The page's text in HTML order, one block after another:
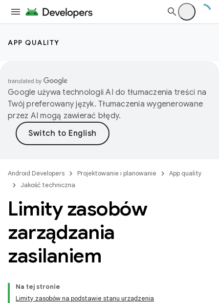
APP QUALITY
Google używa technologii AI do tłumaczenia treści na
Twój preferowany język. Tłumaczenia wygenerowane
przez AI mogą zawierać błędy.
Android Developers Projektowanie i planowanie
App quality
Jakość techniczna
Limity zasobów
zarządzania
zasilaniem
Na tej stronie
Limity zasobów na podstawie stanu urządzenia